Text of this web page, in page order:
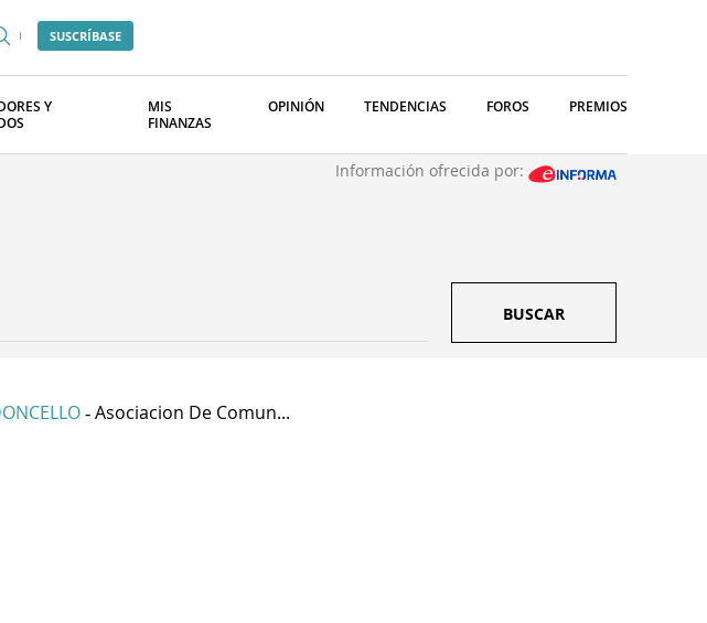
SUSCRÍBASE
Y
MIS
FINANZAS
OPINIÓN TENDENCIAS FOROS PREMIOS
Información ofrecida por:
BUSCAR
- Asociacion De Comun...